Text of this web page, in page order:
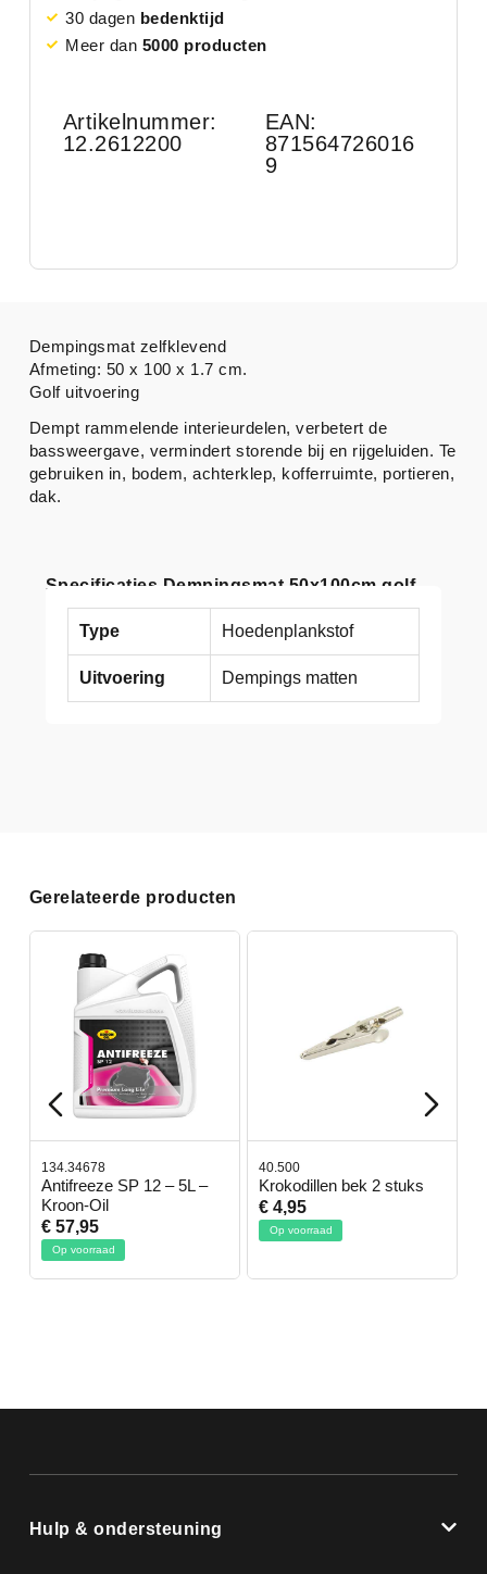
30 dagen bedenktijd
Meer dan 5000 producten
Artikelnummer:
12.2612200
EAN:
871564726016
9
Specificaties Dempingsmat 50x100cm golf
Type Hoedenplankstof
Uitvoering Dempings matten
Dempingsmat zelfklevend
Afmeting: 50 x 100 x 1.7 cm.
Golf uitvoering
Dempt rammelende interieurdelen, verbetert de
bassweergave, vermindert storende bij en rijgeluiden. Te
gebruiken in, bodem, achterklep, kofferruimte, portieren,
dak.
Gerelateerde producten
134.34678
Antifreeze SP 12 – 5L –
Kroon-Oil
€ 57,95
Op voorraad
40.500
Krokodillen bek 2 stuks
€ 4,95
Op voorraad
Hulp & ondersteuning